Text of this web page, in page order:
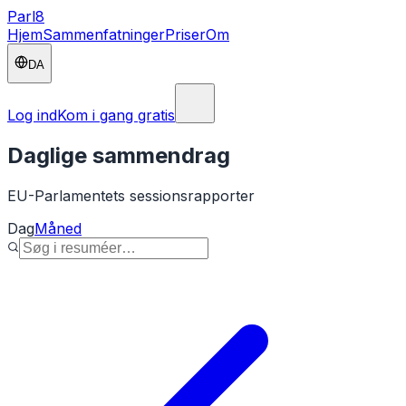
Parl8
HjemSammenfatningerPriserOm
DA
Log indKom i gang gratis
Daglige sammendrag
EU-Parlamentets sessionsrapporter
DagMåned